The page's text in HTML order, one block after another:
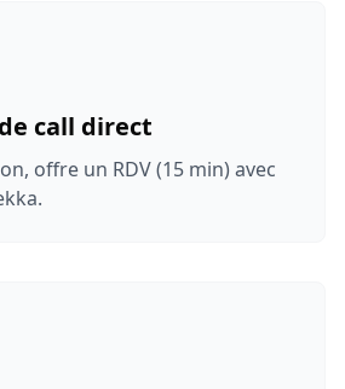
call direct
offre un RDV (15 min) avec